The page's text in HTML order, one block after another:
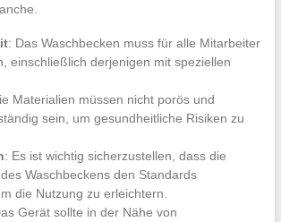
: Das Waschbecken muss für alle Mitarbeiter
einschließlich derjenigen mit speziellen
Materialien müssen nicht porös und
sein, um gesundheitliche Risiken zu
: Es ist wichtig sicherzustellen, dass die
Waschbeckens den Standards
die Nutzung zu erleichtern.
Gerät sollte in der Nähe von